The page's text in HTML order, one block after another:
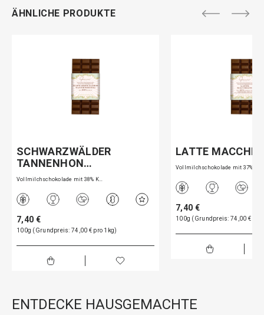
ÄHNLICHE PRODUKTE
SCHWARZWÄLDER
TANNENHON…
Vollmilchschokolade mit 38% K…
7,40 €
100g (Grundpreis: 74,00 € pro 1kg)
LATTE
Vollmilchschokolade mit 37% K…
7,40 €
100g (Grundpreis: 74,00 € pro
ENTDECKE HAUSGEMACHTE